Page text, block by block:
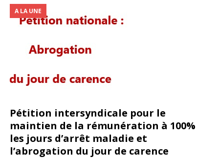
Pétition intersyndicale pour le
maintien de la rémunération à 100%
les jours d’arrêt maladie et
l’abrogation du jour de carence
A LA UNE